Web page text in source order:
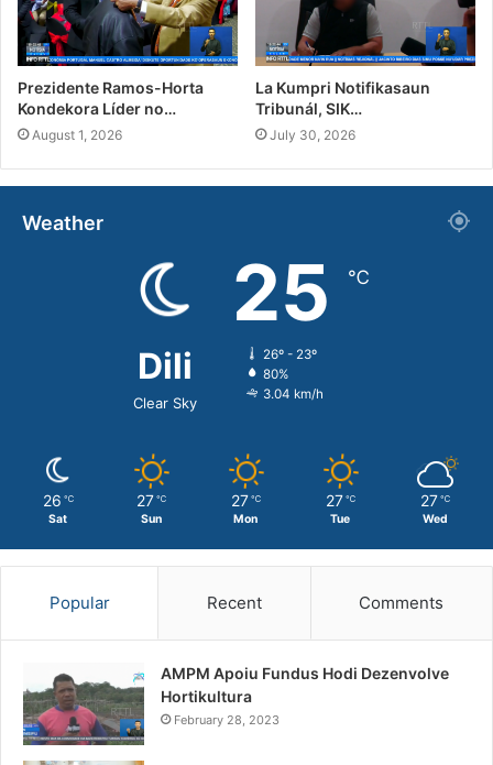
Prezidente Ramos-Horta
Kondekora Líder no…
August 1, 2026
La Kumpri Notifikasaun
Tribunál, SIK…
July 30, 2026
Weather
Dili
Clear Sky
25 ℃
26º - 23º
80%
3.04 km/h
26 ℃
Sat
27 ℃
Sun
27 ℃
Mon
27 ℃
Tue
27 ℃
Wed
Popular Recent Comments
AMPM Apoiu Fundus Hodi Dezenvolve
Hortikultura
February 28, 2023